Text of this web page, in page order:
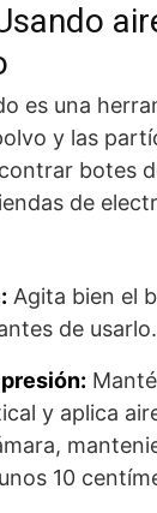
es una
y las
botes
de
Agita bien el
de usarlo.
y aplica
10